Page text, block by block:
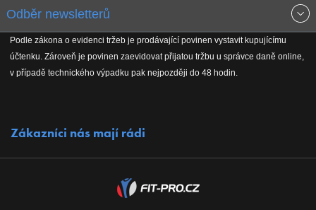
Reklamační řád
Koho podporujeme
Odběr newsletterů
Získejte přehled o novinkách, slevách, akčním zboží a upozornění
na nové články v magazínu!
Podle zákona o evidenci tržeb je prodávající povinen vystavit kupujícímu
účtenku. Zároveň je povinen zaevidovat přijatou tržbu u správce daně online,
v případě technického výpadku pak nejpozději do 48 hodin.
Zákazníci nás mají rádi